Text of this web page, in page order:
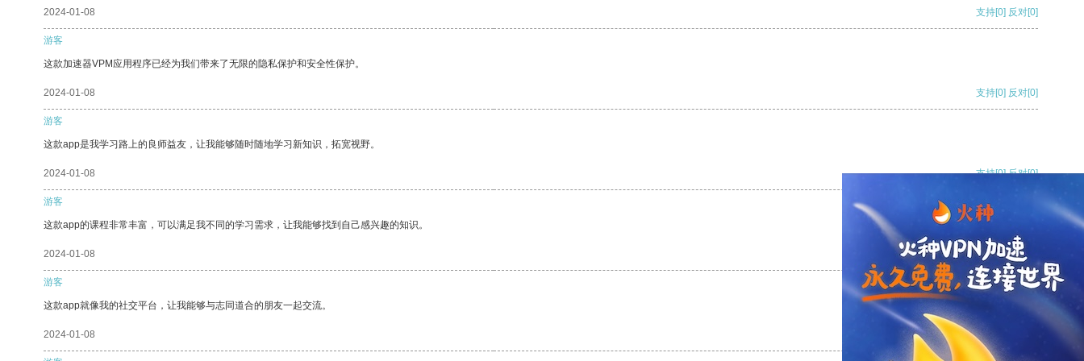
2024-01-08 支持[0] 反对[0]
游客
这款加速器VPM应用程序已经为我们带来了无限的隐私保护和安全性保护。
2024-01-08 支持[0] 反对[0]
游客
这款app是我学习路上的良师益友，让我能够随时随地学习新知识，拓宽视野。
2024-01-08 支持[0] 反对[0]
游客
这款app的课程非常丰富，可以满足我不同的学习需求，让我能够找到自己感兴趣的知识。
2024-01-08 支持[0] 反对
游客
这款app就像我的社交平台，让我能够与志同道合的朋友一起交流。
2024-01-08 支持